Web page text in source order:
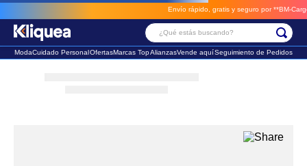
Envío rápido, gratis y seguro por **BM-Cargo**
¿Qué estás buscando?
ModaCuidado PersonalOfertasMarcas TopAlianzasVende aquíSeguimiento de Pedidos